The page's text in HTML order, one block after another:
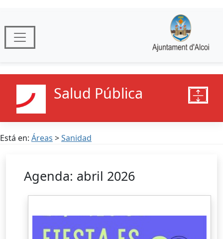
Salud Pública
Está en: Áreas >Sanidad
Agenda: abril 2026